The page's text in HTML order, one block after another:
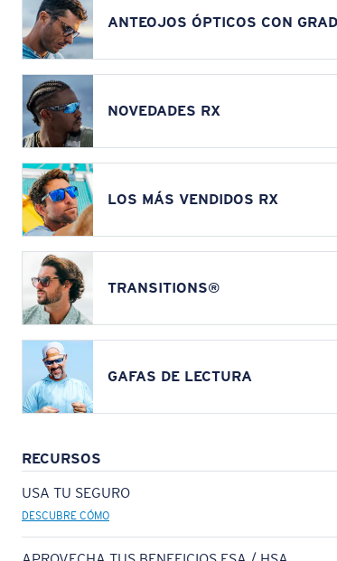
ANTEOJOS ÓPTICOS CON
NOVEDADES RX
LOS MÁS VENDIDOS RX
TRANSITIONS®
GAFAS DE LECTURA
RECURSOS
USA TU SEGURO
DESCUBRE CÓMO